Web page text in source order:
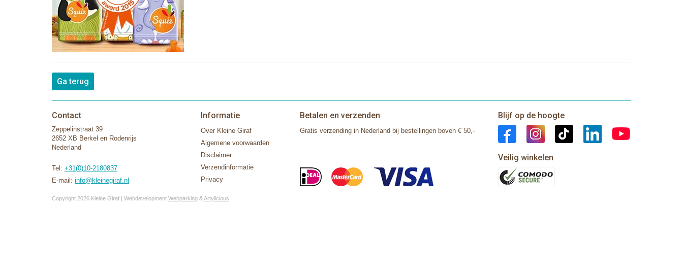
Ga terug
Contact
Zeppelinstraat 39
2652 XB Berkel en Rodenrijs
Nederland
Tel: +31(0)10-2180837
E-mail: info@kleinegiraf.nl
Informatie
Over Kleine Giraf
Algemene voorwaarden
Disclaimer
Verzendinformatie
Privacy
Betalen en verzenden
Gratis verzending in Nederland bij bestellingen boven € 50,-
Blijf op de hoogte
Veilig winkelen
Copyright 2026 Kleine Giraf | Webdevelopment Webparking &Artylicious